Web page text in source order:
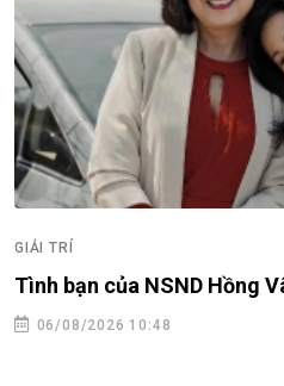
GIẢI TRÍ
Tình bạn của NSND Hồng
06/08/2026 10:48